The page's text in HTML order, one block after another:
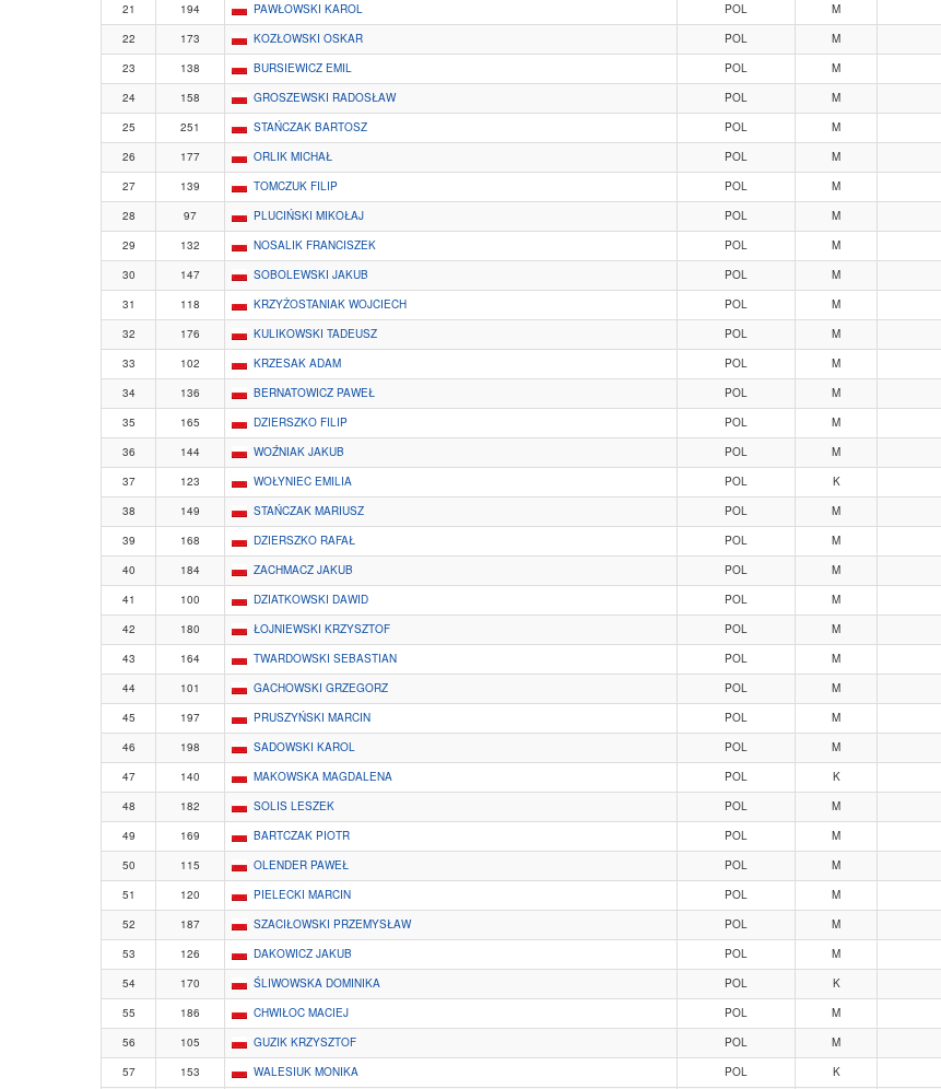
21
194 PAWŁOWSKI KAROL POL M
22
173 KOZŁOWSKI OSKAR POL M
23
138 BURSIEWICZ EMIL POL M
24
158 GROSZEWSKI RADOSŁAW POL M
25
251 STAŃCZAK BARTOSZ POL M
26
177 ORLIK MICHAŁ POL M
27
139 TOMCZUK FILIP POL M
28
97 PLUCIŃSKI MIKOŁAJ POL M
29
132 NOSALIK FRANCISZEK POL M
30
147 SOBOLEWSKI JAKUB POL M
31
118 KRZYŻOSTANIAK WOJCIECH POL M
32
176 KULIKOWSKI TADEUSZ POL M
33
102 KRZESAK ADAM POL M
34
136 BERNATOWICZ PAWEŁ POL M
35
165 DZIERSZKO FILIP POL M
36
144 WOŹNIAK JAKUB POL M
37
123 WOŁYNIEC EMILIA POL K
38
149 STAŃCZAK MARIUSZ POL M
39
168 DZIERSZKO RAFAŁ POL M
40
184 ZACHMACZ JAKUB POL M
41
100 DZIATKOWSKI DAWID POL M
42
180 ŁOJNIEWSKI KRZYSZTOF POL M
43
164 TWARDOWSKI SEBASTIAN POL M
44
101 GACHOWSKI GRZEGORZ POL M
45
197 PRUSZYŃSKI MARCIN POL M
46
198 SADOWSKI KAROL POL M
47
140 MAKOWSKA MAGDALENA POL K
48
182 SOLIS LESZEK POL M
49
169 BARTCZAK PIOTR POL M
50
115 OLENDER PAWEŁ POL M
51
120 PIELECKI MARCIN POL M
52
187 SZACIŁOWSKI PRZEMYSŁAW POL M
53
126 DAKOWICZ JAKUB POL M
54
170 ŚLIWOWSKA DOMINIKA POL K
55
186 CHWIŁOC MACIEJ POL M
56
105 GUZIK KRZYSZTOF POL M
57
153 WALESIUK MONIKA POL K